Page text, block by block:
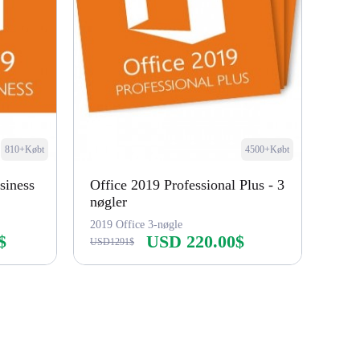
810+Købt 4500+Købt
Office 2019 Professional Plus - 3
nøgler
2019 Office 3-nøgle
USD1291$ USD 220.00$